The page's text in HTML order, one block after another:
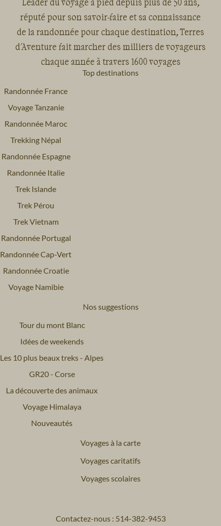
réputé pour son savoir-faire et sa connaissance
de la randonnée pour chaque destination, Terres
d'Aventure fait marcher des milliers de voyageurs
chaque année à travers 1600 voyages
Top destinations
Randonnée France
Voyage Tanzanie
Randonnée Maroc
Trekking Népal
Randonnée Espagne
Randonnée Italie
Trek Islande
Trek Pérou
Trek Vietnam
Randonnée Portugal
Randonnée Cap-Vert
Randonnée Croatie
Voyage Namibie
Nos suggestions
Tour du mont Blanc
Idées de weekends
Les 10 plus beaux treks - Alpes
GR20 - Corse
La découverte des animaux
Voyage Himalaya
Nouveautés
Voyages à la carte
Voyages caritatifs
Voyages scolaires
Contactez-nous : 514-382-9453